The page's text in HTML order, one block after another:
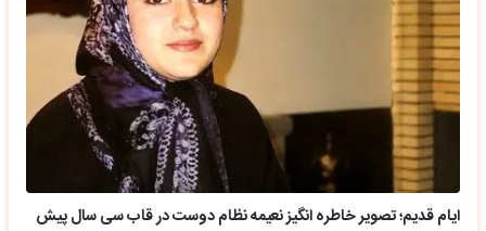
ایام قدیم؛ تصویر خاطره انگیز نعیمه نظام دوست در قاب سی سال پیش